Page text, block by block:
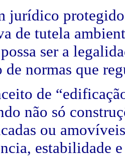
jurídico
de tutela
ser a
de normas que
de
não só
ou
estabilidade